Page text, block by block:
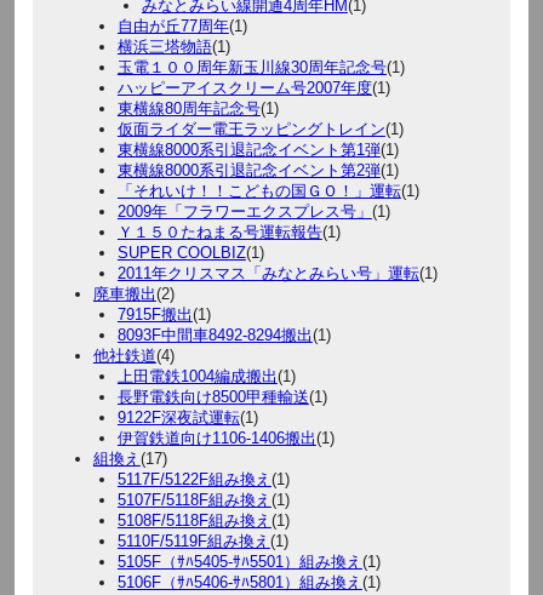
みなとみらい線開通4周年HM(1)
自由が丘77周年(1)
横浜三塔物語(1)
玉電１００周年新玉川線30周年記念号(1)
ハッピーアイスクリーム号2007年度(1)
東横線80周年記念号(1)
仮面ライダー電王ラッピングトレイン(1)
東横線8000系引退記念イベント第1弾(1)
東横線8000系引退記念イベント第2弾(1)
「それいけ！！こどもの国ＧＯ！」運転(1)
2009年「フラワーエクスプレス号」 (1)
Ｙ１５０たねまる号運転報告(1)
SUPER COOLBIZ(1)
2011年クリスマス「みなとみらい号」運転(1)
廃車搬出(2)
7915F搬出(1)
8093F中間車8492-8294搬出(1)
他社鉄道(4)
上田電鉄1004編成搬出(1)
長野電鉄向け8500甲種輸送(1)
9122F深夜試運転(1)
伊賀鉄道向け1106-1406搬出(1)
組換え (17)
5117F/5122F組み換え (1)
5107F/5118F組み換え (1)
5108F/5118F組み換え (1)
5110F/5119F組み換え (1)
5105F（ｻﾊ5405-ｻﾊ5501）組み換え (1)
5106F（ｻﾊ5406-ｻﾊ5801）組み換え (1)